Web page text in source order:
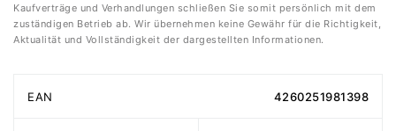
Kaufverträge und Verhandlungen schließen Sie somit persönlich mit dem
zuständigen Betrieb ab. Wir übernehmen keine Gewähr für die Richtigkeit,
Aktualität und Vollständigkeit der dargestellten Informationen.
EAN 4260251981398